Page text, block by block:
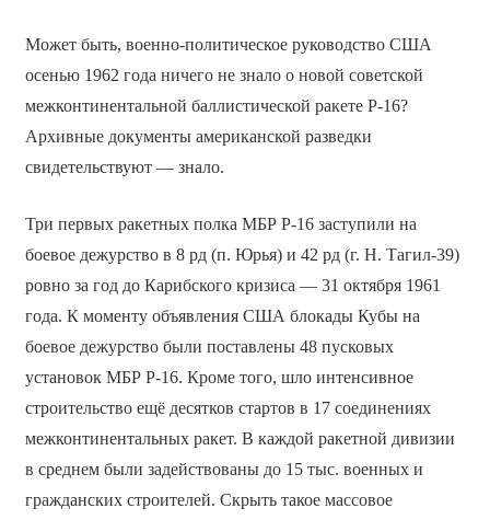
Может быть, военно-политическое руководство США
осенью 1962 года ничего не знало о новой советской
межконтинентальной баллистической ракете Р-16?
Архивные документы американской разведки
свидетельствуют — знало.
Три первых ракетных полка МБР Р-16 заступили на
боевое дежурство в 8 рд (п. Юрья) и 42 рд (г. Н. Тагил-39)
ровно за год до Карибского кризиса — 31 октября 1961
года. К моменту объявления США блокады Кубы на
боевое дежурство были поставлены 48 пусковых
установок МБР Р-16. Кроме того, шло интенсивное
строительство ещё десятков стартов в 17 соединениях
межконтинентальных ракет. В каждой ракетной дивизии
в среднем были задействованы до 15 тыс. военных и
гражданских строителей. Скрыть такое массовое